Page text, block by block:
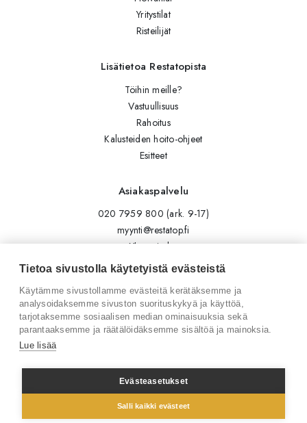
Yritystilat
Risteilijät
Lisätietoa Restatopista
Töihin meille?
Vastuullisuus
Rahoitus
Kalusteiden hoito-ohjeet
Esitteet
Asiakaspalvelu
020 7959 800 (ark. 9-17)
myynti@restatop.fi
Yhteystiedot
Lähetä viesti
Seuraa meitä
Tilaa uutiskirje
Facebook
© 2026 Restatop Oy
Tietoa sivustolla käytetyistä evästeistä
Käytämme sivustollamme evästeitä kerätäksemme ja
analysoidaksemme sivuston suorituskykyä ja käyttöä,
tarjotaksemme sosiaalisen median ominaisuuksia sekä
parantaaksemme ja räätälöidäksemme sisältöä ja mainoksia.
Lue lisää
Evästeasetukset
Salli kaikki evästeet